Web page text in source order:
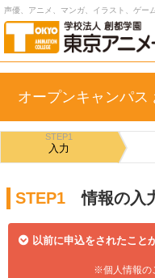
声優、アニメ、マンガ、イラスト、ゲー
オープンキャンパス
STEP1
入力
STEP1 情報の入
以前に申込をされたこと
※個人情報の